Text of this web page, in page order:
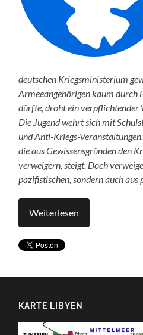
deutschen Kriegsministerium
Armeeangehörigen kaum durch
dürfte, droht ein verpflichtender
Die Jugend wehrt sich mit
und Anti-Kriegs-
die aus Gewissensgründen den
verweigern, steigt. Doch
pazifistischen, sondern auch aus
Weiterlesen
KARTE LIBYEN